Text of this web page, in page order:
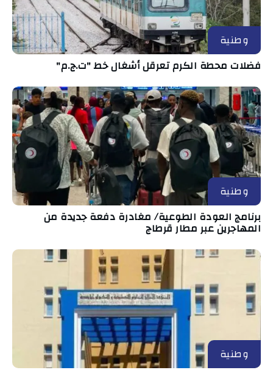
وطنية
فضلات محطة الكرم تعرقل أشغال خط "ت.ج.م"
وطنية
برنامج العودة الطوعية/ مغادرة دفعة جديدة من
المهاجرين عبر مطار قرطاج
وطنية